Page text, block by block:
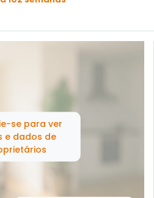
se para ver
e dados de